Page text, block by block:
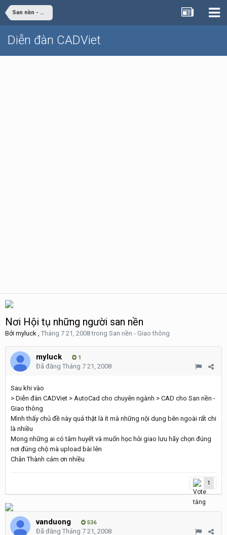
San nền - Giao thông
Diễn đàn CADViet
Nơi Hội tụ những người san nền
Bởi myluck , Tháng 7 21, 2008trong San nền - Giao thông
myluck 1
Đã đăng Tháng 7 21, 2008
Sau khi vào
> Diễn đàn CADViet > AutoCad cho chuyên ngành > CAD cho San nền -
Giao thông
Mình thấy chủ đề này quả thật là ít mà những nội dung bên ngoài rẩt chi
là nhiều
Mong những ai có tâm huyết và muốn học hỏi giao lưu hãy chọn đúng
nơi đúng chộ mà upload bài lên
Chân Thành cám ơn nhiều
1
vanduong 536
Đã đăng Tháng 7 21, 2008